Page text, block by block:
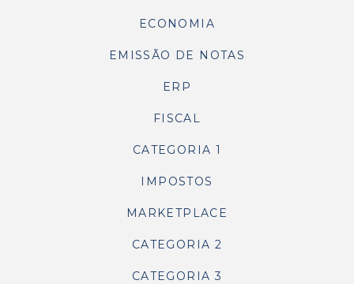
ECONOMIA
EMISSÃO DE NOTAS
ERP
FISCAL
CATEGORIA 1
IMPOSTOS
MARKETPLACE
CATEGORIA 2
CATEGORIA 3